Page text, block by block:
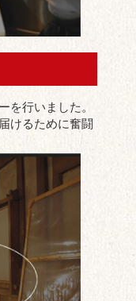
を行いました。
けるために奮闘